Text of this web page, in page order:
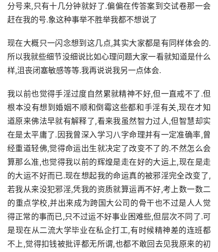
分号来,只有十几分钟就好了.偏偏在传答案到交试卷那一会
赶在我的号.象这种事举不胜举我都不想说了
现在大概只一闪念想到这几点,其实大家都是有同样体会的.
所以我就些细节没细说比如心理问题大家一看就知道是什么
样,沮丧闭塞敏感等等.我再说说我另一点体会.
我以前也觉得手淫过度自然累就精神不好,但一直戒不了.但
根本没有想到婚姻不顺和倒霉这些都和手淫有关,现在才知
道原来佛法早就有解释了,看来我虽然智力过人,但智慧却实
在是太平庸了.因我曾深入学习八字命理并有一定准确率,曾
经重道轻佛,觉得命运出生就决定了改变不了的.不然怎么会
算那么准,也觉得我以前的辉煌是走在好的大运上,现在是走
的大运不好而已.现在想起我的命运真的被邪淫完全改变了,
若我从来没犯邪淫,凭我的资质就算运再不好,考上数一数二
的重点学校,并出来成为跨国大公司的骨干也不过是人人觉
得正常的事而已,只不过运不好事业困难些,但层次不同了.可
是现在从二流大学毕业在私企打工,有时候精神差的连班都
不上,觉得扣钱被批评都无所谓,也都不敢回去见我原来的初